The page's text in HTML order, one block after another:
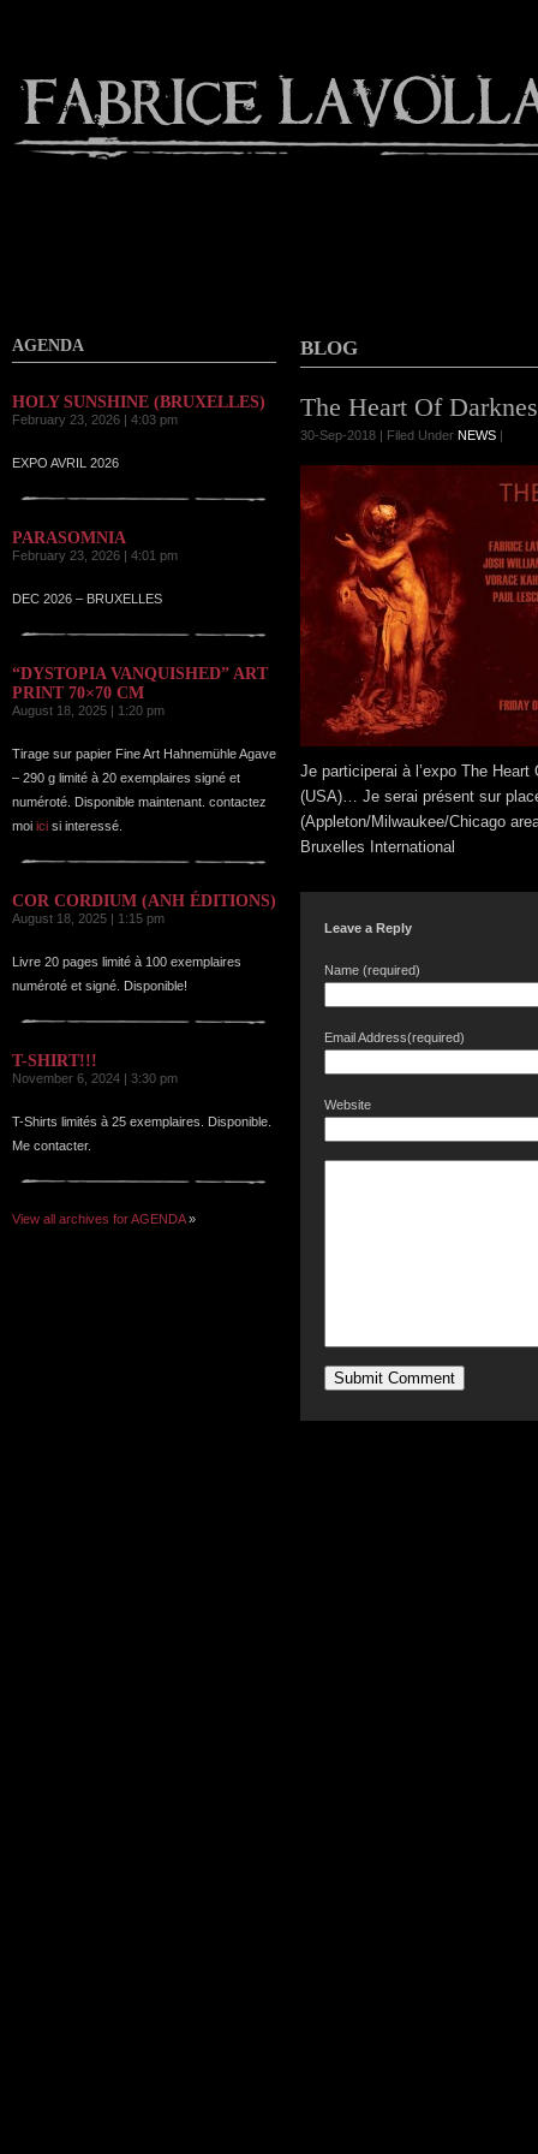
Contact
AGENDA
HOLY SUNSHINE (BRUXELLES)
February 23, 2026 | 4:03 pm
EXPO AVRIL 2026
PARASOMNIA
February 23, 2026 | 4:01 pm
DEC 2026 – BRUXELLES
“DYSTOPIA VANQUISHED” ART
PRINT 70×70 CM
August 18, 2025 | 1:20 pm
Tirage sur papier Fine Art Hahnemühle Agave
– 290 g limité à 20 exemplaires signé et
numéroté. Disponible maintenant. contactez
moi ici si interessé.
COR CORDIUM (ANH ÉDITIONS)
August 18, 2025 | 1:15 pm
Livre 20 pages limité à 100 exemplaires
numéroté et signé. Disponible!
T-SHIRT!!!
November 6, 2024 | 3:30 pm
T-Shirts limités à 25 exemplaires. Disponible.
Me contacter.
View all archives for AGENDA»
BLOG
The Heart Of
30-Sep-2018 | Filed Under NEWS |
Je participerai à l’expo The
(USA)… Je serai présent sur
(Appleton/Milwaukee/Chicago
Bruxelles International
Leave a Reply
Name (required)
Email Address(required)
Website